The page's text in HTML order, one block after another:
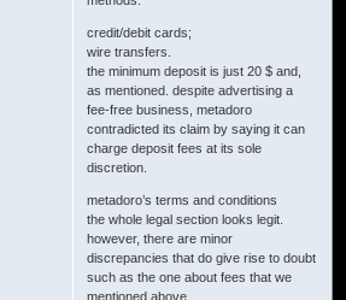
credit/debit cards;
wire transfers.
the minimum deposit is just 20 $ and,
as mentioned. despite advertising a
fee-free business, metadoro
contradicted its claim by saying it can
charge deposit fees at its sole
discretion.
metadoro’s terms and conditions
the whole legal section looks legit.
however, there are minor
discrepancies that do give rise to doubt
such as the one about fees that we
mentioned above.